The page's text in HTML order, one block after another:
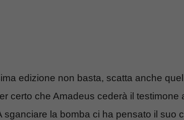
edizione non basta, scatta anche
certo che Amadeus cederà il testimone
sganciare la bomba ci ha pensato il suo